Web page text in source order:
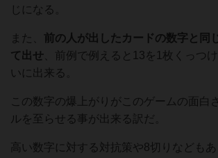
じになる。
また、 前の人が出したカードの数字と同
て出せ 、前例で例えると13を1枚くっつ
いに出来る。
この数字の爆上がりがこのゲームの面白
ルを至らせる事が出来る訳だ。
高い数字に対する対抗策や8切りなども